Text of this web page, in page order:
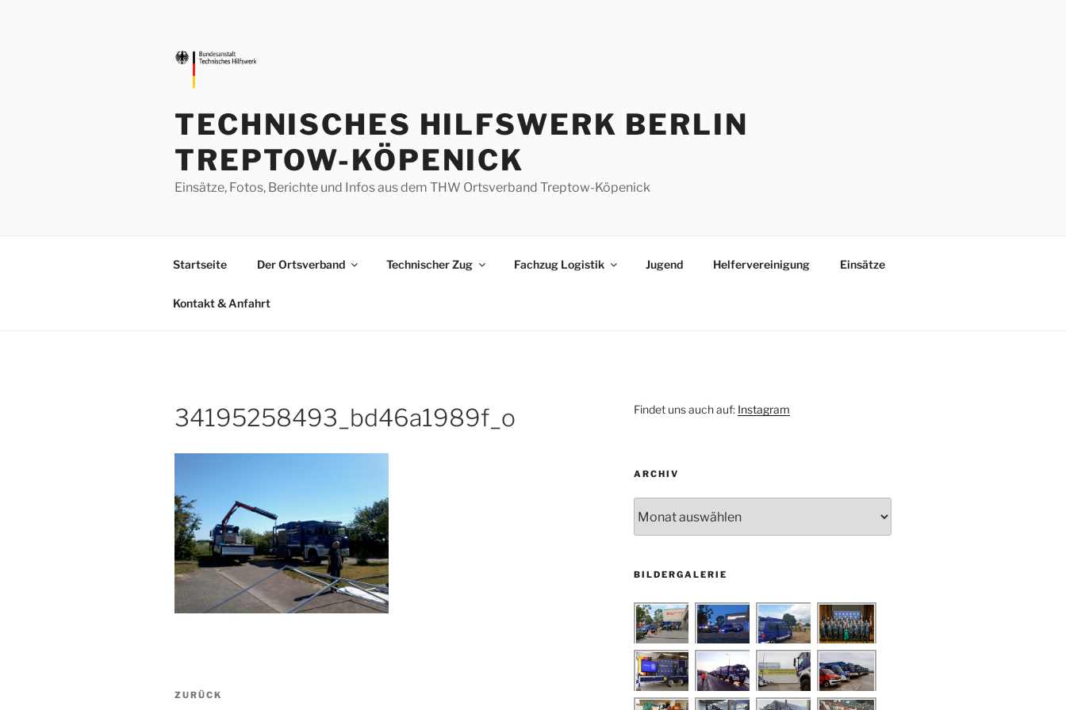
TECHNISCHES HILFSWERK BERLIN
TREPTOW-KÖPENICK
Einsätze, Fotos, Berichte und Infos aus dem THW Ortsverband Treptow-Köpenick
Startseite Der Ortsverband Technischer Zug Fachzug Logistik Jugend Helfervereinigung Einsätze
Kontakt & Anfahrt
34195258493_bd46a1989f_o
Beitragsnavigation
Vorheriger
ZURÜCK
Findet uns auch auf: Instagram
ARCHIV
BILDERGALERIE